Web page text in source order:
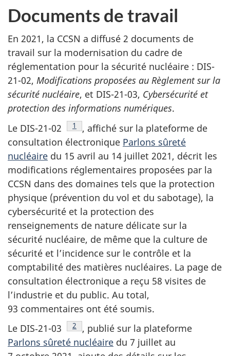
Documents de travail
En 2021, la CCSN a diffusé 2 documents de
travail sur la modernisation du cadre de
réglementation pour la sécurité nucléaire : DIS-
21-02, Modifications proposées au Règlement sur la
sécurité nucléaire, et DIS-21-03, Cybersécurité et
protection des informations numériques.
Le DIS-21-02
Note de bas de page
1
, affiché sur la plateforme de
consultation électronique Parlons sûreté
nucléaire du 15 avril au 14 juillet 2021, décrit les
modifications réglementaires proposées par la
CCSN dans des domaines tels que la protection
physique (prévention du vol et du sabotage), la
cybersécurité et la protection des
renseignements de nature délicate sur la
sécurité nucléaire, de même que la culture de
sécurité et l’incidence sur le contrôle et la
comptabilité des matières nucléaires. La page de
consultation électronique a reçu 58 visites de
l’industrie et du public. Au total,
93 commentaires ont été soumis.
Le DIS‑21-03
Note de bas de page
2
, publié sur la plateforme
Parlons sûreté nucléaire du 7 juillet au